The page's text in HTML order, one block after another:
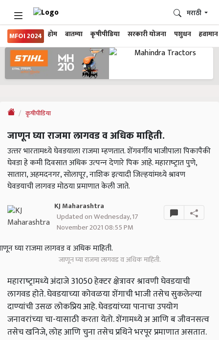
MFOI 2024 होम बातम्या कृषीपीडिया सरकारी योजना पशुधन हवामान
मराठी
कृषीपीडिया
जाणून घ्या राजमा लागवड व अधिक माहिती.
उत्‍तर भारतामध्‍ये घेवडयाला राजमा म्‍हणतात. शेंगवर्गीय भाजीपाला पिकापैकी
घेवडा हे कमी दिवसात अधिक उत्‍पन्‍न देणारे पिक आहे. महाराष्‍ट्रात पुणे,
सातारा, अहमदनगर, सोलापूर, नाशिक इत्‍यादी जिल्‍हयांमध्‍ये श्रावण
घेवडयाची लागवड मोठया प्रमाणात केली जाते.
KJ Maharashtra
Updated on Wednesday, 17
November 2021 08:55 PM
जाणून घ्या राजमा लागवड व अधिक माहिती.
महाराष्‍ट्रामध्‍ये अंदाजे 31050 हेक्‍टर क्षेत्रावर श्रावणी घेवडयाची
लागवड होते. घेवडयाच्‍या कोवळया शेंगाची भाजी तसेच सुकलेल्‍या
दाण्‍यांची उसळ लोकप्रिय आहे. घेवडयांच्‍या पानाचा उपयोग
जनावरांच्‍या चा-यासाठी करता येतो. शेंगामध्‍ये अ आणि ब जीवनसत्‍व
तसेच खनिजे, लोह आणि चुना तसेच प्रथिने भरपूर प्रमाणात असतात.